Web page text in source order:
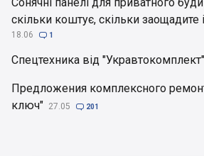
скільки коштує, скільки
18.06  1
Спецтехника від "Укравтокомплект"
Предложения комплексного
ключ" 27.05  201